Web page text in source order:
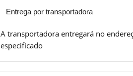
Entrega por transportadora
A transportadora entregará no
especificado